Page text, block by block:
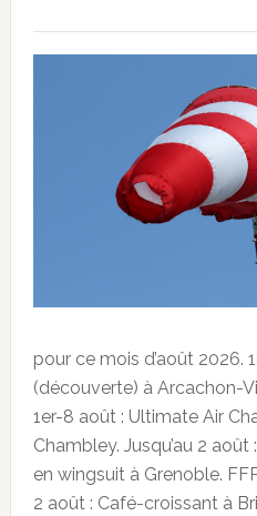
pour ce mois d’août 2026.
(découverte) à Arcachon-
1er-8 août : Ultimate Air
Chambley. Jusqu’au 2
en wingsuit à Grenoble.
2 août : Café-croissant à